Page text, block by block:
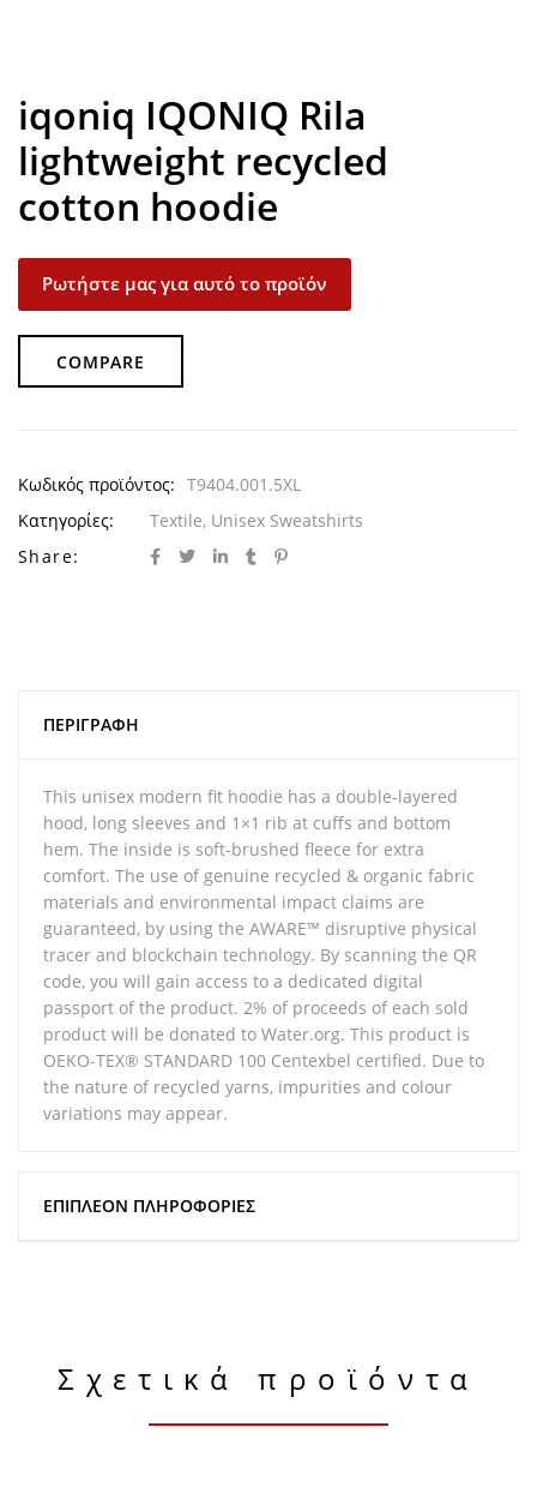
iqoniq IQONIQ Rila
lightweight recycled
cotton hoodie
Ρωτήστε μας για αυτό το προϊόν
COMPARE
Κωδικός προϊόντος: T9404.001.5XL
Κατηγορίες:
Textile, Unisex Sweatshirts
Share:
ΠΕΡΙΓΡΑΦΉ
This unisex modern fit hoodie has a double-layered
hood, long sleeves and 1×1 rib at cuffs and bottom
hem. The inside is soft-brushed fleece for extra
comfort. The use of genuine recycled & organic fabric
materials and environmental impact claims are
guaranteed, by using the AWARE™ disruptive physical
tracer and blockchain technology. By scanning the QR
code, you will gain access to a dedicated digital
passport of the product. 2% of proceeds of each sold
product will be donated to Water.org. This product is
OEKO-TEX® STANDARD 100 Centexbel certified. Due to
the nature of recycled yarns, impurities and colour
variations may appear.
ΕΠΙΠΛΈΟΝ ΠΛΗΡΟΦΟΡΊΕΣ
Σχετικά προϊόντα